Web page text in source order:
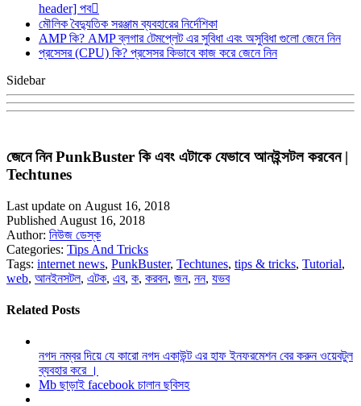
header] পব
মৌলিক বৈদ্যুতিক সরঞ্জাম ব্যবহারের নির্দেশিকা
AMP কি? AMP ব্লগার টেমপ্লেট এর সুবিধা এবং অসুবিধা গুলো জেনে নিন
প্রসেসর (CPU) কি? প্রসেসর কিভাবে কাজ করে জেনে নিন
Sidebar
জেনে নিন PunkBuster কি এবং এটাকে যেভাবে আনইন্সটল করবেন |
Techtunes
Last update on August 16, 2018
Published August 16, 2018
Author: নিউজ ডেস্ক
Categories: Tips And Tricks
Tags: internet news, PunkBuster, Techtunes, tips & tricks, Tutorial,
web, আনইনসটল, এটক, এব, ক, করবন, জন, নন, যভব
Related Posts
নগদ নম্বর দিয়ে যে কারো নগদ একাউন্ট এর হাফ ইনফরমেশন বের করুন ওয়েবটুল
ব্যবহার করে ।
Mb ছাড়াই facebook চালান ছবিসহ